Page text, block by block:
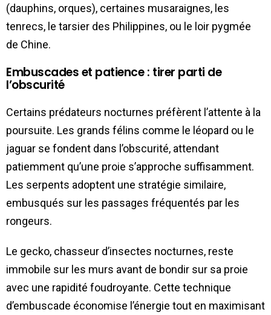
(dauphins, orques), certaines musaraignes, les
tenrecs, le tarsier des Philippines, ou le loir pygmée
de Chine.
Embuscades et patience : tirer parti de
l’obscurité
Certains prédateurs nocturnes préfèrent l’attente à la
poursuite. Les grands félins comme le léopard ou le
jaguar se fondent dans l’obscurité, attendant
patiemment qu’une proie s’approche suffisamment.
Les serpents adoptent une stratégie similaire,
embusqués sur les passages fréquentés par les
rongeurs.
Le gecko, chasseur d’insectes nocturnes, reste
immobile sur les murs avant de bondir sur sa proie
avec une rapidité foudroyante. Cette technique
d’embuscade économise l’énergie tout en maximisant